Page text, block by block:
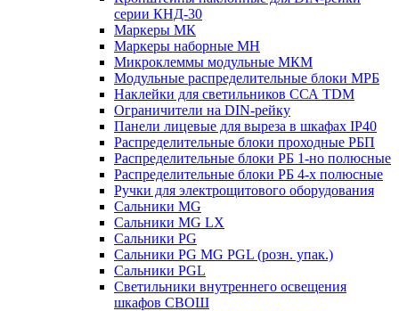
серии КНД-30
Маркеры МК
Маркеры наборные МН
Микроклеммы модульные МКМ
Модульные распределительные блоки МРБ
Наклейки для светильников ССА TDM
Ограничители на DIN-рейку
Панели лицевые для выреза в шкафах IP40
Распределительные блоки проходные РБП
Распределительные блоки РБ 1-но полюсные
Распределительные блоки РБ 4-х полюсные
Ручки для электрощитового оборудования
Сальники MG
Сальники MG LX
Сальники PG
Сальники PG MG PGL (розн. упак.)
Сальники PGL
Светильники внутреннего освещения
шкафов СВОШ